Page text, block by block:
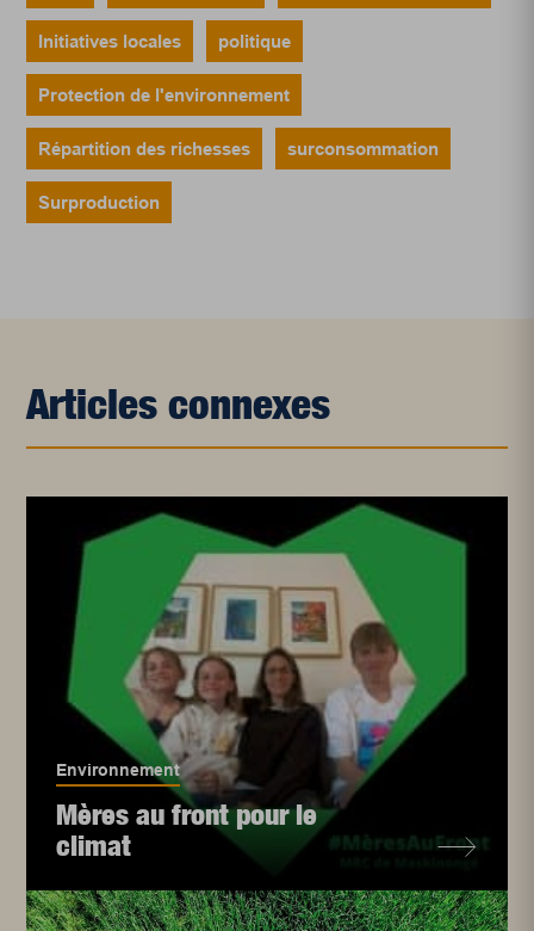
Initiatives locales politique
Protection de l'environnement
Répartition des richesses surconsommation
Surproduction
Articles connexes
Environnement
Mères au front pour le
climat